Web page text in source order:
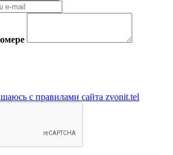
с правилами сайта zvonit.tel